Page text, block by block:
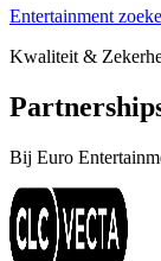
Entertainment
Kwaliteit &
Bij Euro